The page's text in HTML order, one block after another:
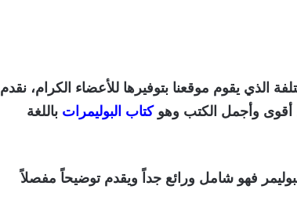
الذي يقوم موقعنا بتوفيرها للأعضاء الكرام، نقدم
وأجمل الكتب وهوكتاب البوليمرات باللغة
فهو شامل ورائع جداً ويقدم توضيحاً مفصلاً